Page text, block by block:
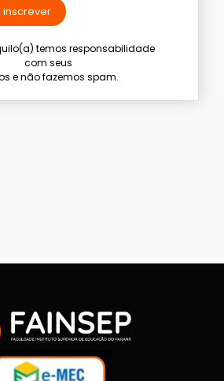
inscrever
temos responsabilidade
com seus
e não fazemos spam.